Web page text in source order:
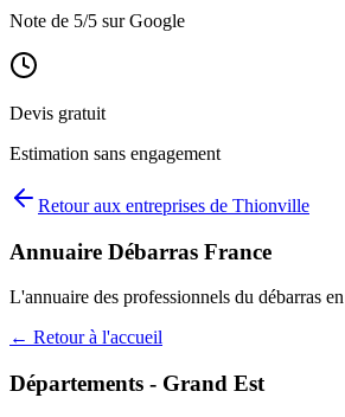
Note de 5/5 sur Google
Devis gratuit
Estimation sans engagement
Retour aux entreprises de Thionville
Annuaire Débarras France
L'annuaire des professionnels du débarras en
← Retour à l'accueil
Départements - Grand Est